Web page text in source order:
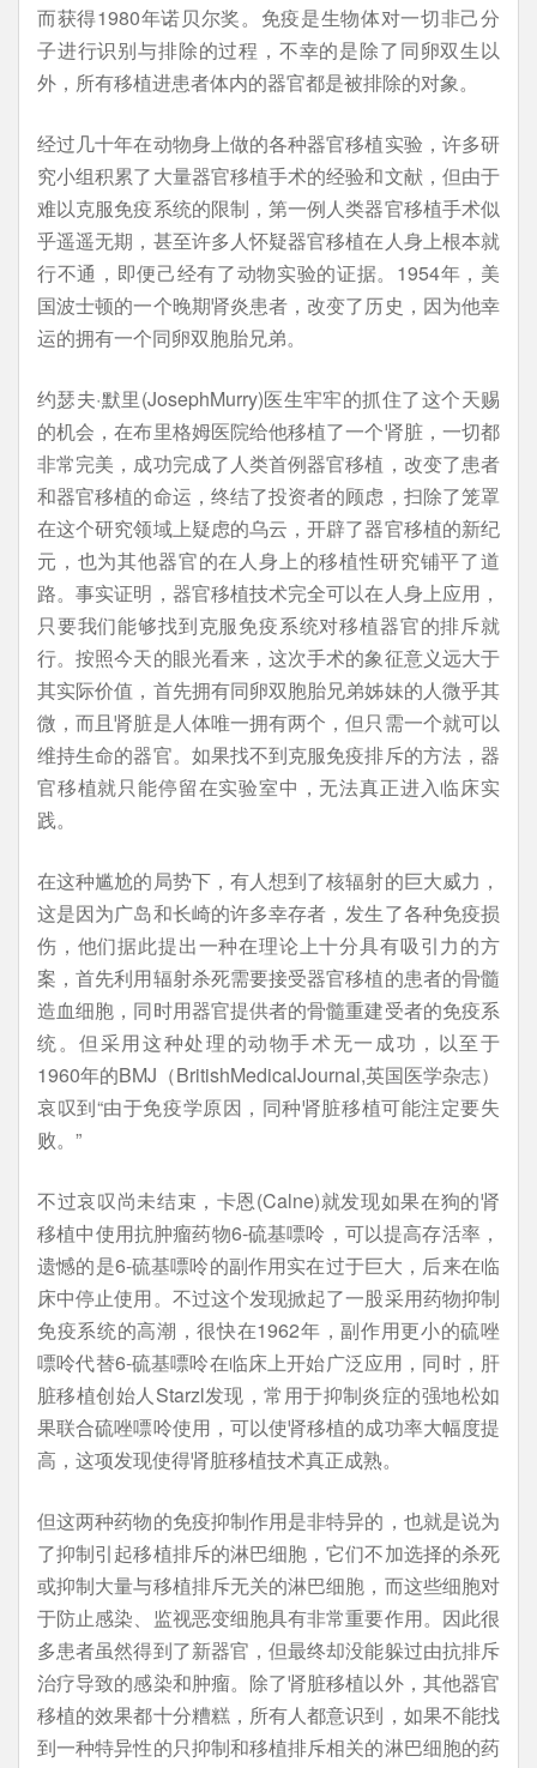
而获得1980年诺贝尔奖。免疫是生物体对一切非己分
子进行识别与排除的过程，不幸的是除了同卵双生以
外，所有移植进患者体内的器官都是被排除的对象。
经过几十年在动物身上做的各种器官移植实验，许多研
究小组积累了大量器官移植手术的经验和文献，但由于
难以克服免疫系统的限制，第一例人类器官移植手术似
乎遥遥无期，甚至许多人怀疑器官移植在人身上根本就
行不通，即便己经有了动物实验的证据。1954年，美
国波士顿的一个晚期肾炎患者，改变了历史，因为他幸
运的拥有一个同卵双胞胎兄弟。
约瑟夫·默里(JosephMurry)医生牢牢的抓住了这个天赐
的机会，在布里格姆医院给他移植了一个肾脏，一切都
非常完美，成功完成了人类首例器官移植，改变了患者
和器官移植的命运，终结了投资者的顾虑，扫除了笼罩
在这个研究领域上疑虑的乌云，开辟了器官移植的新纪
元，也为其他器官的在人身上的移植性研究铺平了道
路。事实证明，器官移植技术完全可以在人身上应用，
只要我们能够找到克服免疫系统对移植器官的排斥就
行。按照今天的眼光看来，这次手术的象征意义远大于
其实际价值，首先拥有同卵双胞胎兄弟姊妹的人微乎其
微，而且肾脏是人体唯一拥有两个，但只需一个就可以
维持生命的器官。如果找不到克服免疫排斥的方法，器
官移植就只能停留在实验室中，无法真正进入临床实
践。
在这种尴尬的局势下，有人想到了核辐射的巨大威力，
这是因为广岛和长崎的许多幸存者，发生了各种免疫损
伤，他们据此提出一种在理论上十分具有吸引力的方
案，首先利用辐射杀死需要接受器官移植的患者的骨髓
造血细胞，同时用器官提供者的骨髓重建受者的免疫系
统。但采用这种处理的动物手术无一成功，以至于
1960年的BMJ（BritishMedicalJournal,英国医学杂志）
哀叹到“由于免疫学原因，同种肾脏移植可能注定要失
败。”
不过哀叹尚未结束，卡恩(Calne)就发现如果在狗的肾
移植中使用抗肿瘤药物6-硫基嘌呤，可以提高存活率，
遗憾的是6-硫基嘌呤的副作用实在过于巨大，后来在临
床中停止使用。不过这个发现掀起了一股采用药物抑制
免疫系统的高潮，很快在1962年，副作用更小的硫唑
嘌呤代替6-硫基嘌呤在临床上开始广泛应用，同时，肝
脏移植创始人Starzl发现，常用于抑制炎症的强地松如
果联合硫唑嘌呤使用，可以使肾移植的成功率大幅度提
高，这项发现使得肾脏移植技术真正成熟。
但这两种药物的免疫抑制作用是非特异的，也就是说为
了抑制引起移植排斥的淋巴细胞，它们不加选择的杀死
或抑制大量与移植排斥无关的淋巴细胞，而这些细胞对
于防止感染、监视恶变细胞具有非常重要作用。因此很
多患者虽然得到了新器官，但最终却没能躲过由抗排斥
治疗导致的感染和肿瘤。除了肾脏移植以外，其他器官
移植的效果都十分糟糕，所有人都意识到，如果不能找
到一种特异性的只抑制和移植排斥相关的淋巴细胞的药